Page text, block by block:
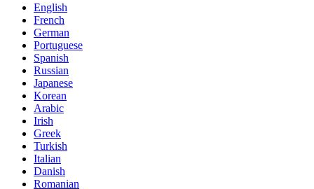
English
French
German
Portuguese
Spanish
Russian
Japanese
Korean
Arabic
Irish
Greek
Turkish
Italian
Danish
Romanian